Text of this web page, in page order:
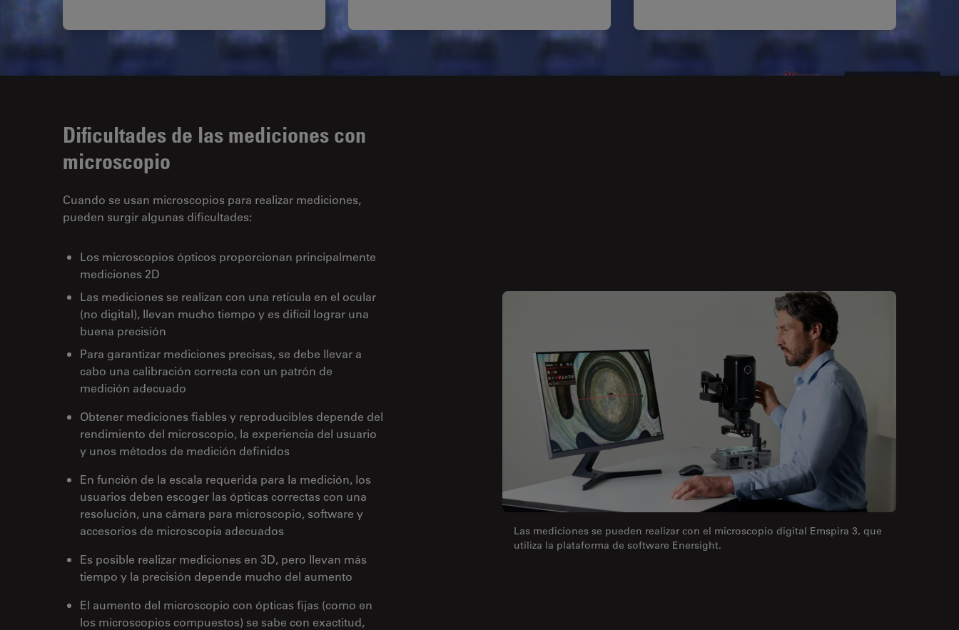
Dificultades de las mediciones con
microscopio
Cuando se usan microscopios para realizar mediciones,
pueden surgir algunas dificultades:
Los microscopios ópticos proporcionan principalmente
mediciones 2D
Las mediciones se realizan con una retícula en el ocular
(no digital), llevan mucho tiempo y es difícil lograr una
buena precisión
Para garantizar mediciones precisas, se debe llevar a
cabo una calibración correcta con un patrón de
medición adecuado
Obtener mediciones fiables y reproducibles depende del
rendimiento del microscopio, la experiencia del usuario
y unos métodos de medición definidos
En función de la escala requerida para la medición, los
usuarios deben escoger las ópticas correctas con una
resolución, una cámara para microscopio, software y
accesorios de microscopía adecuados
Es posible realizar mediciones en 3D, pero llevan más
tiempo y la precisión depende mucho del aumento
El aumento del microscopio con ópticas fijas (como en
los microscopios compuestos) se sabe con exactitud,
Las mediciones se pueden realizar con el microscopio digital Emspira 3, que
utiliza la plataforma de software Enersight.